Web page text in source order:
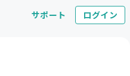
サポート ログイン